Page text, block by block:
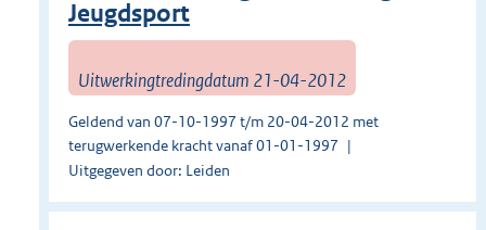
Jeugdsport
Uitwerkingtredingdatum 21-04-2012
Geldend van 07-10-1997 t/m 20-04-2012 met
terugwerkende kracht vanaf 01-01-1997
Uitgegeven door: Leiden